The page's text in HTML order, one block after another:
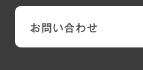
お問い合わせ